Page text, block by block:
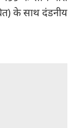
के साथ दंडनीय